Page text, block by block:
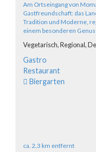
Am Ortseingang von
Gastfreundschaft: das
Tradition und Moderne,
einem besonderen
Vegetarisch,Regional,
Gastro
Restaurant
Biergarten
ca. 2,3 km entfernt